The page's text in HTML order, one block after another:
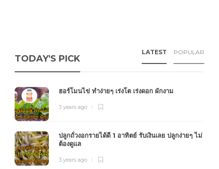
TODAY'S PICK
LATEST POPULAR
ฮอร์โมนไข่ ทำง่ายๆ เร่งโต เร่งดอก ผักงาม
3 years ago
ปลูกถั่วงอกรายได้ดี 1 อาทิตย์ รับเงินเลย ปลูกง่ายๆ ไม่
ต้องดูแล
3 years ago